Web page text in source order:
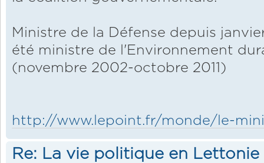
Ministre de la Défense depuis
été ministre de l'Environnement
(novembre 2002-octobre 2011)
http://www.lepoint.fr/monde/le-
Re: La vie politique en Lettonie